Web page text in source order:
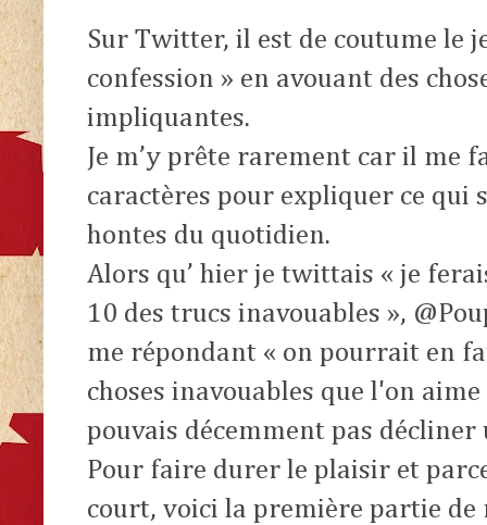
Sur Twitter, il est de coutume le
confession » en avouant des
impliquantes.
Je m’y prête rarement car il me
caractères pour expliquer ce qui
hontes du quotidien.
Alors qu’ hier je twittais « je
10 des trucs inavouables »,
me répondant « on pourrait en
choses inavouables que l'on aime
pouvais décemment pas
Pour faire durer le plaisir et
court, voici la première partie de